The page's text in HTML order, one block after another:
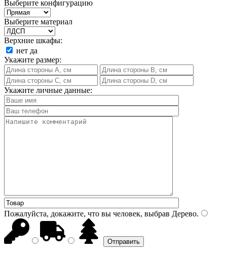
Выберите конфигурацию
Выберите материал
Верхние шкафы:
нет да
Укажите размер:
Укажите личные данные:
Пожалуйста, докажите, что вы человек, выбрав Дерево.